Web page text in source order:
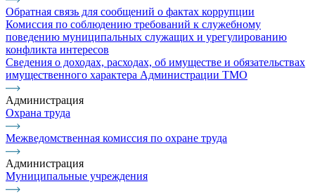
Обратная связь для сообщений о фактах коррупции
Комиссия по соблюдению требований к служебному
поведению муниципальных служащих и урегулированию
конфликта интересов
Сведения о доходах, расходах, об имуществе и обязательствах
имущественного характера Администрации ТМО
Администрация
Охрана труда
Межведомственная комиссия по охране труда
Администрация
Муниципальные учреждения